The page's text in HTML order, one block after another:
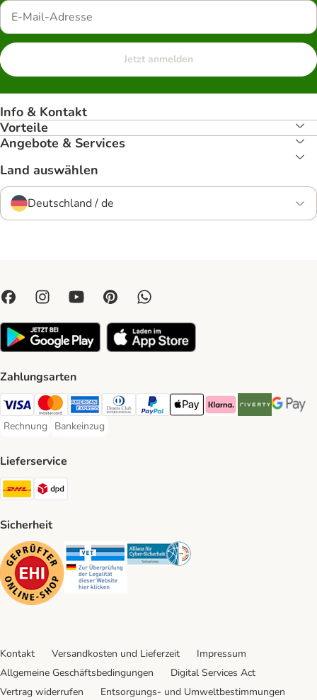
Jetzt anmelden
Info & Kontakt
Vorteile
Angebote & Services
Land auswählen
Deutschland / de
Zahlungsarten
Visa Payment Method
Mastercard Payment Method
American Express Payment Method
Diners Club Payment Method
PayPal Payment Method
Apple Pay Payment Method
Klarna Payment Method
Riverty Payment
Google
Rechnung
Rechnung Payment Method
Bankeinzug
Bankeinzug Payment Method
Lieferservice
DHL Shipping Method
Sicherheit
Security Security Security
Kontakt Versandkosten und Lieferzeit
Impressum
Allgemeine Geschäftsbedingungen
Digital Services Act
Vertrag widerrufen
Entsorgungs- und Umweltbestimmungen